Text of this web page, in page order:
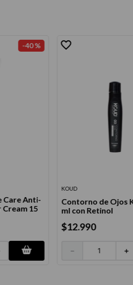
-40 %
Care Anti-
Cream 15
KOUD
Contorno de Ojos
ml con Retinol
$12.990
＋
－